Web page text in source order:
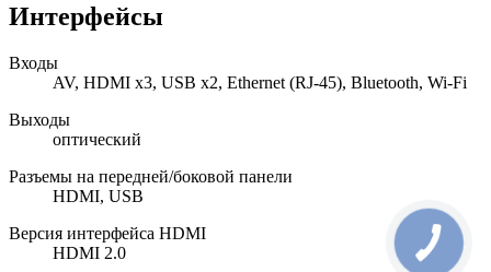
Интерфейсы
Входы
AV, HDMI x3, USB x2, Ethernet (RJ-45), Bluetooth, Wi-Fi
Выходы
оптический
Разъемы на передней/боковой панели
HDMI, USB
Версия интерфейса HDMI
HDMI 2.0